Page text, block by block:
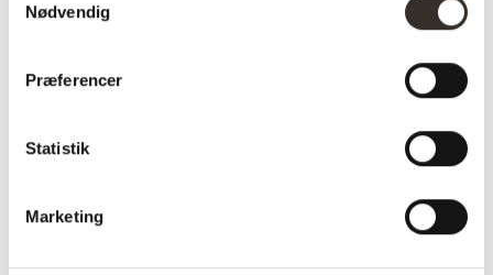
Nødvendig
Præferencer
Statistik
Marketing
Farve:
Længde: